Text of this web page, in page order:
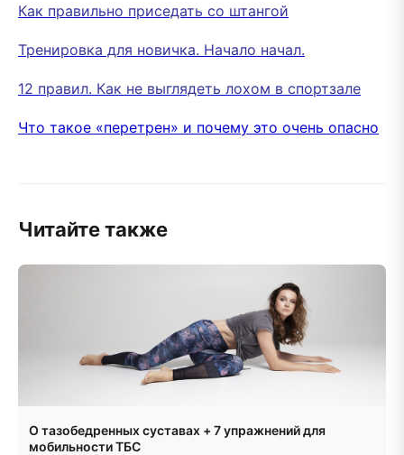
Как правильно приседать со штангой
Тренировка для новичка. Начало начал.
12 правил. Как не выглядеть лохом в спортзале
Что такое «перетрен» и почему это очень опасно
Читайте также
О тазобедренных суставах + 7 упражнений для
мобильности ТБС